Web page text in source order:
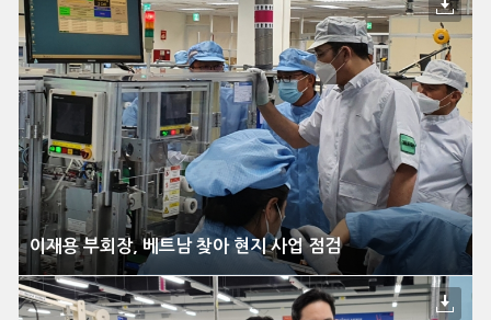
이재용 부회장, 베트남 찾아 현지 사업 점검